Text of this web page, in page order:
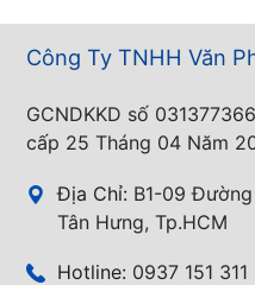
Công Ty TNHH Văn
GCNDKKD số
cấp 25 Tháng 04 Năm
Địa Chỉ: B1-09 Đường
Tân Hưng, Tp.HCM
Hotline: 0937 151